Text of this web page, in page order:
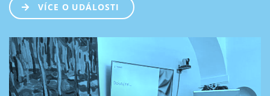
VÍCE O UDÁLOSTI